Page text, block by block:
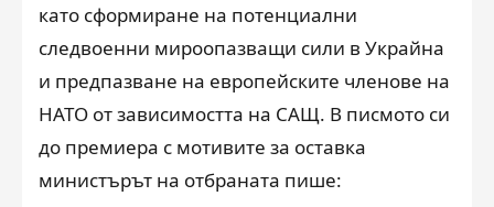
като сформиране на потенциални
следвоенни мироопазващи сили в Украйна
и предпазване на европейските членове на
НАТО от зависимостта на САЩ. В писмото си
до премиера с мотивите за оставка
министърът на отбраната пише: